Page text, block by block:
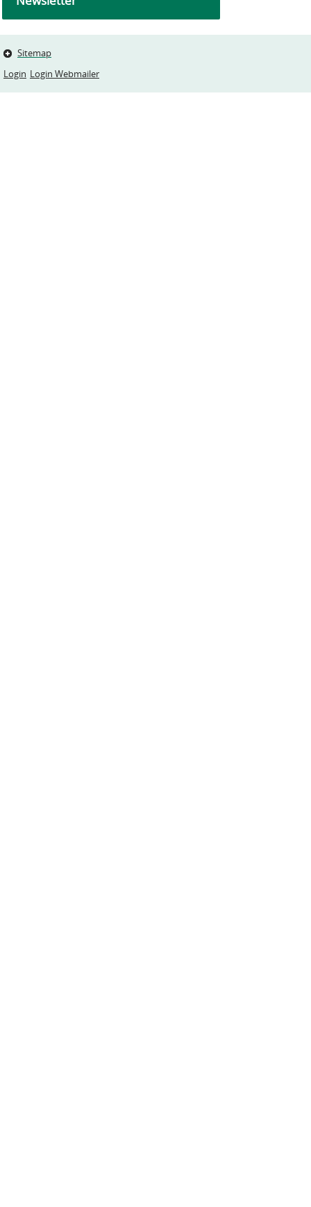
Sitemap
Login Login Webmailer